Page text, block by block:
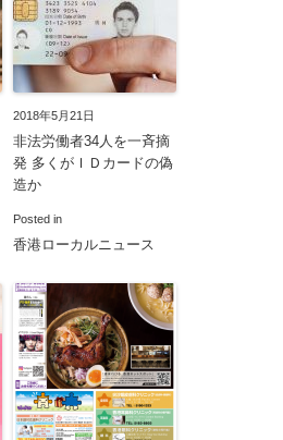
2018年5月21日
非法労働者34人を一斉摘
発 多くがＩＤカードの偽
造か
Posted in
香港ローカルニュース